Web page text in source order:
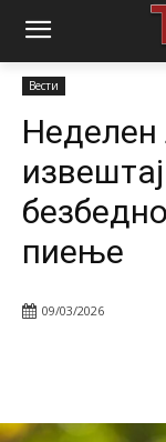
Почетна
Вести
Неделен
пиење
09/03/2026